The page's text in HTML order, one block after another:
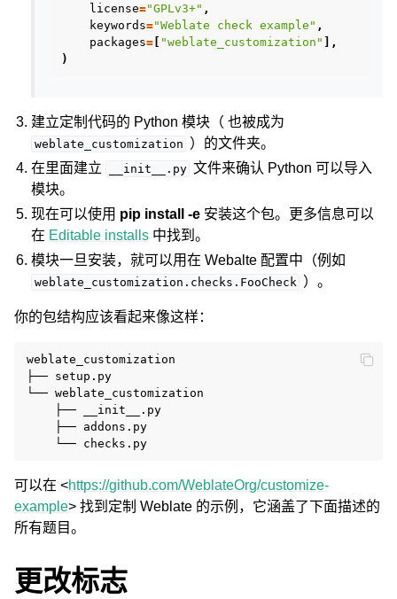
license="GPLv3+" ,
keywords="Weblate check example" ,
packages= "weblate_customization"
],
)
建立定制代码的 Python 模块（ 也被成为
weblate_customization ）的文件夹。
在里面建立
__init__.py 文件来确认 Python 可以导入
模块。
现在可以使用 pip install -e 安装这个包。更多信息可以
在 Editable installs 中找到。
模块一旦安装，就可以用在 Webalte 配置中（例如
weblate_customization.checks.FooCheck ）。
你的包结构应该看起来像这样：
weblate_customization
├── setup.py
└── weblate_customization
    ├── __init__.py
    ├── addons.py
可以在 <https://github.com/WeblateOrg/customize-
example> 找到定制 Weblate 的示例，它涵盖了下面描述的
所有题目。
更改标志